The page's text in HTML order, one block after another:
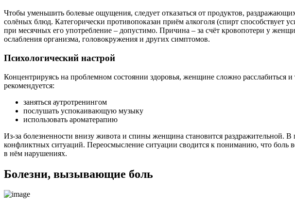
Чтобы уменьшить болевые ощущения, следует отказаться от продуктов,
солёных блюд. Категорически противопоказан приём алкоголя (спирт
при месячных его употребление – допустимо. Причина – за счёт кровопотери у
ослабления организма, головокружения и других симптомов.
Психологический настрой
Концентрируясь на проблемном состоянии здоровья, женщине сложно
рекомендуется:
заняться аутротренингом
послушать успокаивающую музыку
использовать ароматерапию
Из-за болезненности внизу живота и спины женщина становится раздражительной.
конфликтных ситуаций. Переосмысление ситуации сводится к пониманию, что боль
в нём нарушениях.
Болезни, вызывающие боль